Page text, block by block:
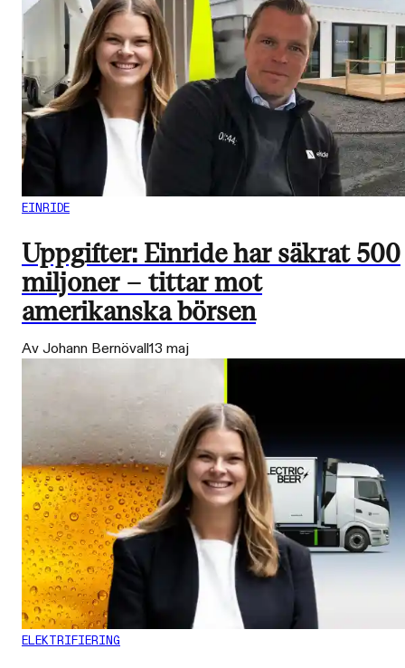
EINRIDE
Uppgifter: Einride har säkrat 500
miljoner – tittar mot
amerikanska börsen
Av Johann Bernövall13 maj
ELEKTRIFIERING